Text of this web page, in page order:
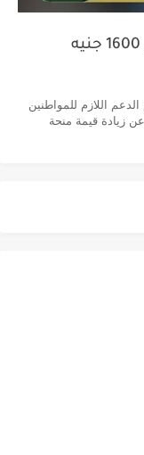
وزارة التموين تعلن عن دعم إضافي 1600 جنيه
اللازم للمواطنين
زيادة قيمة منحة